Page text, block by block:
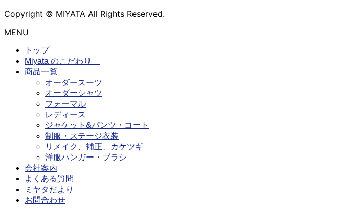
Copyright © MIYATA All Rights Reserved.
MENU
トップ
Miyata のこだわり
商品一覧
オーダースーツ
オーダーシャツ
フォーマル
レディース
ジャケット&パンツ・コート
制服・ステージ衣装
リメイク、補正、カケツギ
洋服ハンガー・ブラシ
会社案内
よくある質問
ミヤタだより
お問合わせ